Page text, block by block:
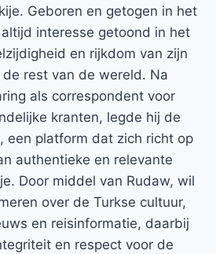
Geboren en getogen in het
interesse getoond in het
en rijkdom van zijn
rest van de wereld. Na
als correspondent voor
kranten, legde hij de
een platform dat zich richt op
authentieke en relevante
Door middel van Rudaw, wil
over de Turkse cultuur,
en reisinformatie, daarbij
en respect voor de